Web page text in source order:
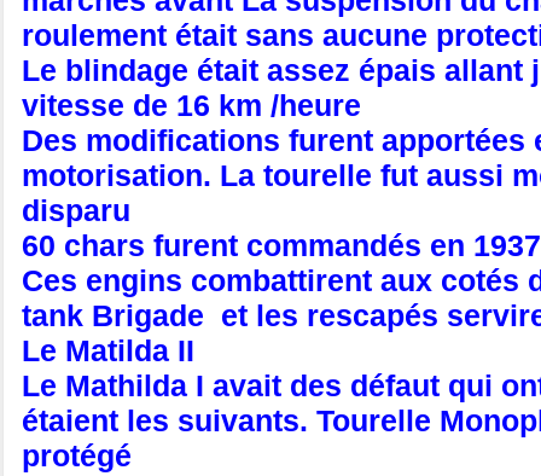
roulement était sans aucune
Le blindage était assez épais allant
vitesse de 16 km /heure
Des modifications furent
motorisation. La tourelle fut aussi
disparu
60 chars furent commandés en
Ces engins combattirent aux cotés
tank Brigade et les rescapés
Le Matilda II
Le Mathilda I avait des défaut qui
étaient les suivants. Tourelle
protégé